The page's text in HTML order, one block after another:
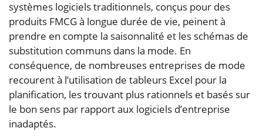
systèmes logiciels traditionnels, conçus pour des
produits FMCG à longue durée de vie, peinent à
prendre en compte la saisonnalité et les schémas de
substitution communs dans la mode. En
conséquence, de nombreuses entreprises de mode
recourent à l’utilisation de tableurs Excel pour la
planification, les trouvant plus rationnels et basés sur
le bon sens par rapport aux logiciels d’entreprise
inadaptés.